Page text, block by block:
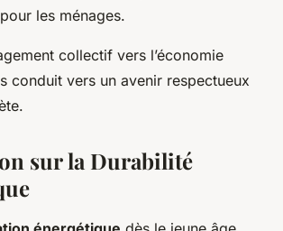
les ménages.
collectif vers l’économie
conduit vers un avenir respectueux
sur la Durabilité